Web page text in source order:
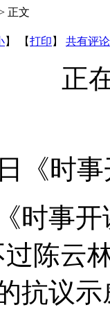
正文
】 【打印 】 共有评论
正
《时
时事
陈云
抗议